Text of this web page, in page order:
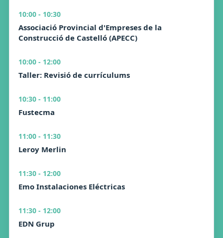
10:00 - 10:30
Associació Provincial d'Empreses de la
Construcció de Castelló (APECC)
10:00 - 12:00
Taller: Revisió de currículums
10:30 - 11:00
Fustecma
11:00 - 11:30
Leroy Merlin
11:30 - 12:00
Emo Instalaciones Eléctricas
11:30 - 12:00
EDN Grup